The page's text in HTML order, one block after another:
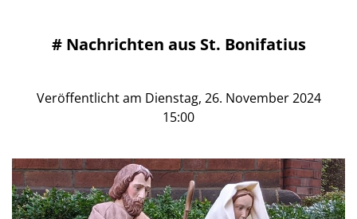
# Nachrichten aus St. Bonifatius
Veröffentlicht am Dienstag, 26. November 2024
15:00